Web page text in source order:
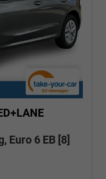
Euro 6 EB [8]